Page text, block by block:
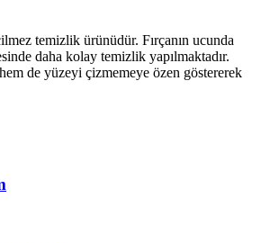
temizlik ürünüdür. Fırçanın ucunda
daha kolay temizlik yapılmaktadır.
de yüzeyi çizmemeye özen göstererek